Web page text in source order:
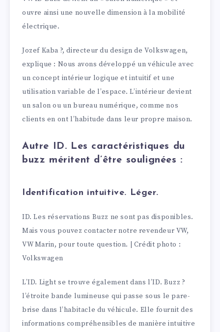
ouvre ainsi une nouvelle dimension à la mobilité
électrique.
Jozef Kaba ?, directeur du design de Volkswagen,
explique : Nous avons développé un véhicule avec
un concept intérieur logique et intuitif et une
utilisation variable de l’espace. L’intérieur devient
un salon ou un bureau numérique, comme nos
clients en ont l’habitude dans leur propre maison.
Autre ID. Les caractéristiques du
buzz méritent d’être soulignées :
Identification intuitive. Léger.
ID. Les réservations Buzz ne sont pas disponibles.
Mais vous pouvez contacter notre revendeur VW,
VW Marin, pour toute question. | Crédit photo :
Volkswagen
L’ID. Light se trouve également dans l’ID. Buzz ?
l’étroite bande lumineuse qui passe sous le pare-
brise dans l’habitacle du véhicule. Elle fournit des
informations compréhensibles de manière intuitive